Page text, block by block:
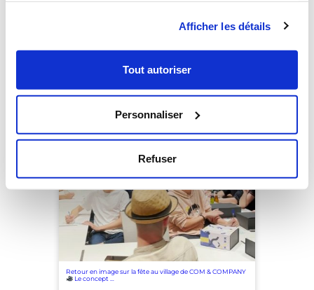
Afficher les détails
Tout autoriser
Personnaliser
Refuser
Notre communauté
Contactez nous
MOTIONTOBER · INKTOBER
Retour en image sur la fête au village de COM & COMPANY
Le concept …